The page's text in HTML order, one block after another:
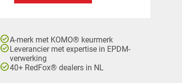
check_circleA-merk met KOMO® keurmerk
check_circleLeverancier met expertise in EPDM-
verwerking
check_circle40+ RedFox® dealers in NL